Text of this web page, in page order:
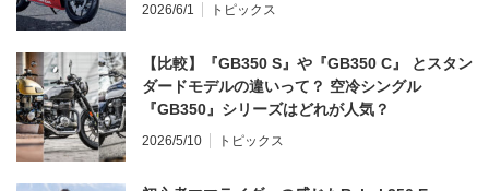
2026/6/1 トピックス
【比較】『GB350 S』や『GB350 C』 とスタン
ダードモデルの違いって？ 空冷シングル
『GB350』シリーズはどれが人気？
2026/5/10 トピックス